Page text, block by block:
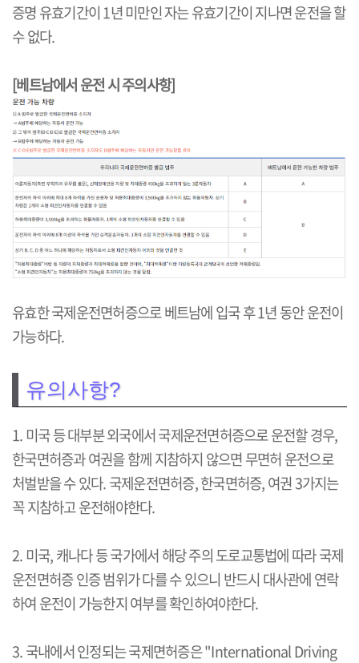
증명 유효기간이 1년 미만인 자는 유효기간이 지나면 운전을 할
수 없다.
[베트남에서 운전 시 주의사항]
유효한 국제운전면허증으로 베트남에 입국 후 1년 동안 운전이
가능하다.
유의사항?
1. 미국 등 대부분 외국에서 국제운전면허증으로 운전할 경우,
한국면허증과 여권을 함께 지참하지 않으면 무면허 운전으로
처벌받을 수 있다. 국제운전면허증, 한국면허증, 여권 3가지는
꼭 지참하고 운전해야한다.
2. 미국, 캐나다 등 국가에서 해당 주의 도로교통법에 따라 국제
운전면허증 인증 범위가 다를 수 있으니 반드시 대사관에 연락
하여 운전이 가능한지 여부를 확인하여야한다.
3. 국내에서 인정되는 국제면허증은 "International Driving